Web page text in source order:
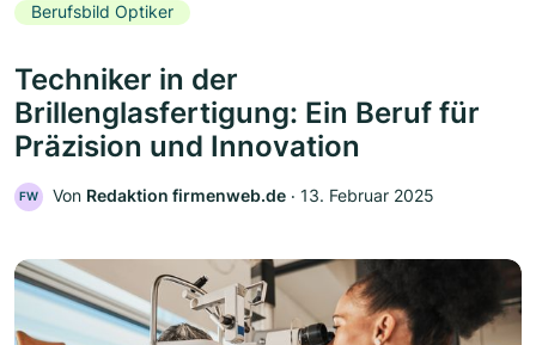
Berufsbild Optiker
Techniker in der
Brillenglasfertigung: Ein Beruf für
Präzision und Innovation
FW Von Redaktion firmenweb.de ‧ 13. Februar 2025